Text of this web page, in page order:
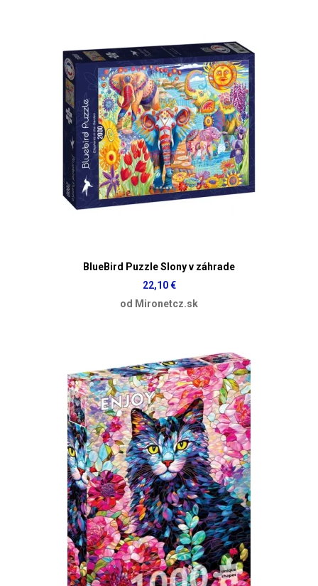
BlueBird Puzzle Slony v záhrade
22,10 €
od Mironetcz.sk